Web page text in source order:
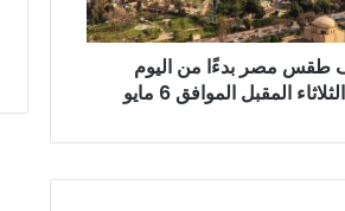
طقس مصر بدءًا من اليوم
المقبل الموافق 6 مايو